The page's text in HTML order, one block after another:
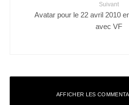
Suivant
Avatar pour le 22 avril 2010
avec VF
AFFICHER LES